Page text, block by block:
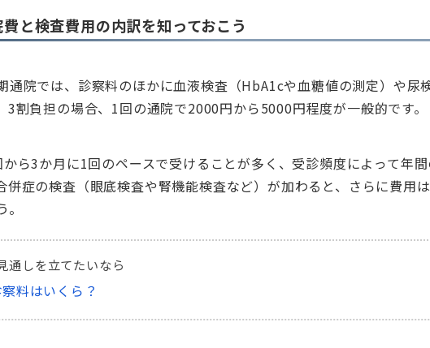
と検査費用の内訳を知っておこう
通院では、診察料のほかに血液検査（HbA1cや血糖値の測定）や尿
3割負担の場合、1回の通院で2000円から5000円程度が一般的です。
ら3か月に1回のペースで受けることが多く、受診頻度によって年
併症の検査（眼底検査や腎機能検査など）が加わると、さらに費用
通しを立てたいなら
料はいくら？